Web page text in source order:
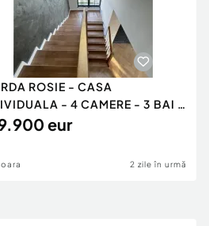
ROSIE - CASA
- 4 CAMERE - 3 BAI -
eur
2 zile în urmă